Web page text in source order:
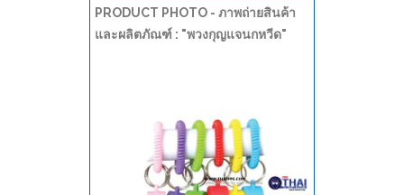
PRODUCT PHOTO - ภาพถ่ายสินค้า
และผลิตภัณฑ์ : "พวงกุญแจนกหวีด"